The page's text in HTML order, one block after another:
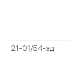
21-01/54-зд